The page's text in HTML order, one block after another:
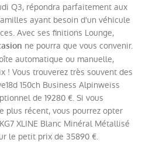
Q3, répondra parfaitement aux
ayant besoin d'un véhicule
Avec ses finitions Lounge,
ne pourra que vous convenir.
automatique ou manuelle,
! Vous trouverez très souvent des
150ch Business Alpinweiss
de 19280 €. Si vous
plus récent, vous pourrez opter
XLINE Blanc Minéral Métallisé
le petit prix de 35890 €.